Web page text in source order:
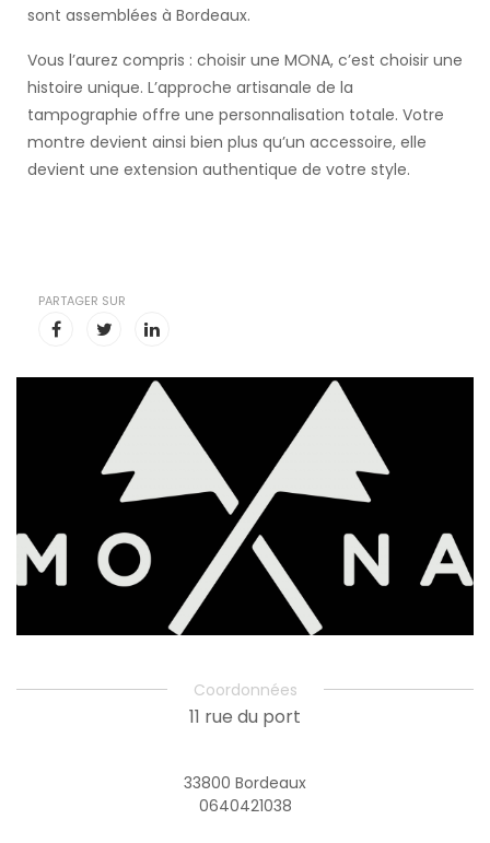
Coordonnées
11 rue du port
33800 Bordeaux
0640421038
sont assemblées à Bordeaux.
Vous l’aurez compris : choisir une MONA, c’est choisir une
histoire unique. L’approche artisanale de la
tampographie offre une personnalisation totale. Votre
montre devient ainsi bien plus qu’un accessoire, elle
devient une extension authentique de votre style.
PARTAGER SUR